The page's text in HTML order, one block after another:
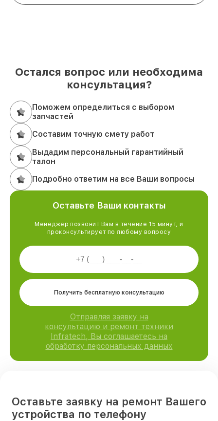
Остался вопрос или необходима
консультация?
Поможем определиться с выбором
запчастей
Составим точную смету работ
Выдадим персональный гарантийный
талон
Подробно ответим на все Ваши вопросы
Оставьте Ваши контакты
Менеджер позвонит Вам в течение 15 минут, и
проконсультирует по любому вопросу
Получить бесплатную консультацию
Отправляя заявку на
консультацию и ремонт техники
Infratech, Вы соглашаетесь на
обработку персональных данных
Оставьте заявку на ремонт Вашего
устройства по телефону